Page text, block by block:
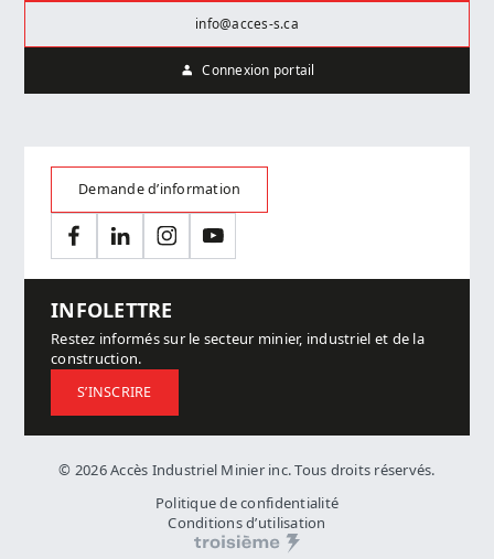
info@acces-s.ca
Connexion portail
Demande d’information
FacebookLinkedInInstagramYouTube
INFOLETTRE
Restez informés sur le secteur minier, industriel et de la
construction.
S’INSCRIRE
© 2026 Accès Industriel Minier inc. Tous droits réservés.
Politique de confidentialité
Conditions d’utilisation